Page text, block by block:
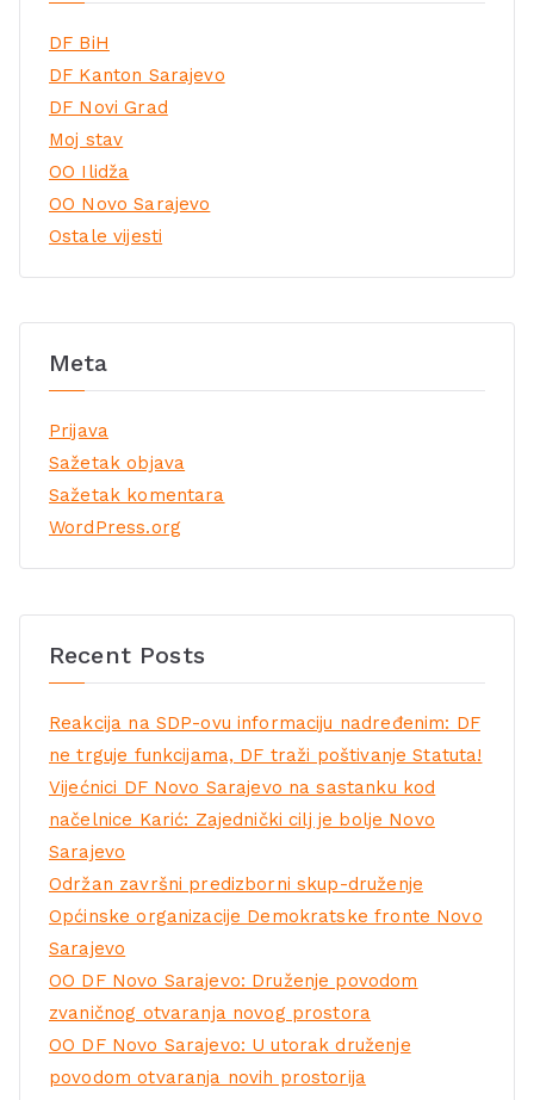
DF BiH
DF Kanton Sarajevo
DF Novi Grad
Moj stav
OO Ilidža
OO Novo Sarajevo
Ostale vijesti
Meta
Prijava
Sažetak objava
Sažetak komentara
WordPress.org
Recent Posts
Reakcija na SDP-ovu informaciju nadređenim: DF
ne trguje funkcijama, DF traži poštivanje Statuta!
Vijećnici DF Novo Sarajevo na sastanku kod
načelnice Karić: Zajednički cilj je bolje Novo
Sarajevo
Održan završni predizborni skup-druženje
Općinske organizacije Demokratske fronte Novo
Sarajevo
OO DF Novo Sarajevo: Druženje povodom
zvaničnog otvaranja novog prostora
OO DF Novo Sarajevo: U utorak druženje
povodom otvaranja novih prostorija